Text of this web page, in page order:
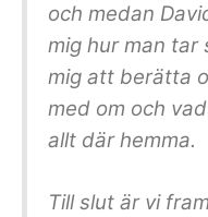
och medan
mig hur man tar
mig att berätta
med om och
allt där hemma.
Till slut är vi